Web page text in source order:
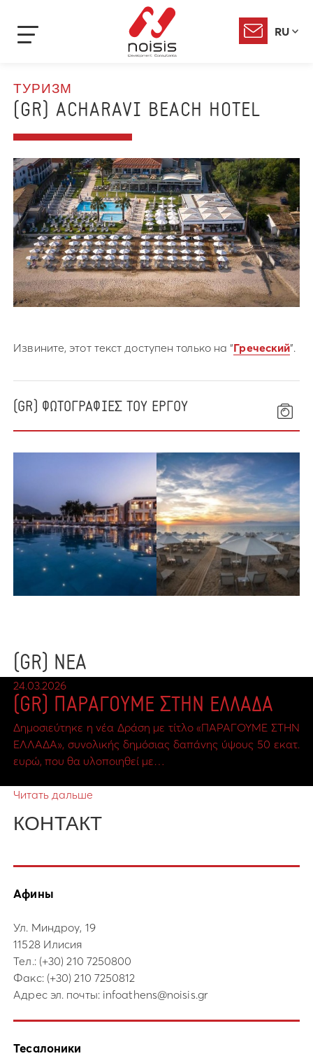
RU
ТУРИЗМ
(GR) ACHARAVI BEACH HOTEL
Извините, этот текст доступен только на “Греческий”.
(GR) ΦΩΤΟΓΡΑΦΙΕΣ ΤΟΥ ΕΡΓΟΥ
(GR) ΝΕΑ
24.03.2026
(GR) ΠΑΡΑΓΟΥΜΕ ΣΤΗΝ ΕΛΛΑΔΑ
Δημοσιεύτηκε η νέα Δράση με τίτλο «ΠΑΡΑΓΟΥΜΕ ΣΤΗΝ
ΕΛΛΑΔΑ», συνολικής δημόσιας δαπάνης ύψους 50 εκατ.
ευρώ, που θα υλοποιηθεί με…
Читать дальше
КОНТАКТ
Афины
Ул. Миндроу, 19
11528 Илисия
Тел.: (+30) 210 7250800
Факс: (+30) 210 7250812
Адрес эл. почты: infoathens@noisis.gr
Тесалоники